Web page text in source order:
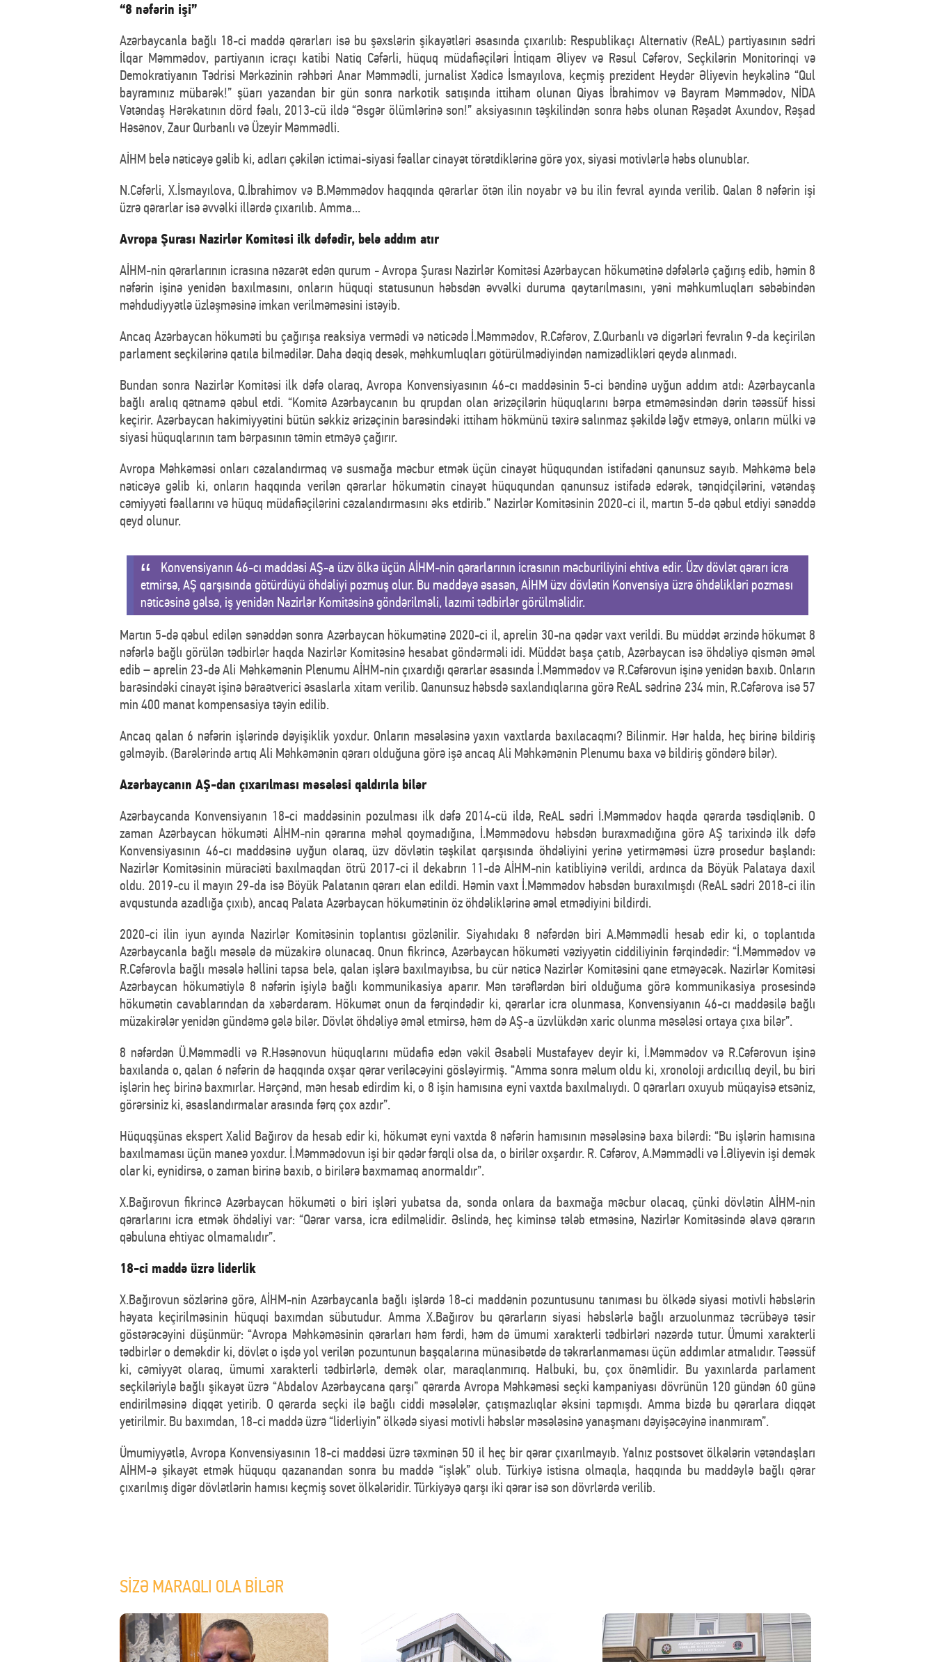
“8 nəfərin işi”
Azərbaycanla bağlı 18-ci maddə qərarları isə bu şəxslərin şikayətləri əsasında çıxarılıb: Respublikaçı Alternativ (ReAL) partiyasının sədri
İlqar Məmmədov, partiyanın icraçı katibi Natiq Cəfərli, hüquq müdafiəçiləri İntiqam Əliyev və Rəsul Cəfərov, Seçkilərin Monitorinqi və
Demokratiyanın Tədrisi Mərkəzinin rəhbəri Anar Məmmədli, jurnalist Xədicə İsmayılova, keçmiş prezident Heydər Əliyevin heykəlinə “Qul
bayramınız mübarək!” şüarı yazandan bir gün sonra narkotik satışında ittiham olunan Qiyas İbrahimov və Bayram Məmmədov, NİDA
Vətəndaş Hərəkatının dörd fəalı, 2013-cü ildə “Əsgər ölümlərinə son!” aksiyasının təşkilindən sonra həbs olunan Rəşadət Axundov, Rəşad
Həsənov, Zaur Qurbanlı və Üzeyir Məmmədli.
AİHM belə nəticəyə gəlib ki, adları çəkilən ictimai-siyasi fəallar cinayət törətdiklərinə görə yox, siyasi motivlərlə həbs olunublar.
N.Cəfərli, X.İsmayılova, Q.İbrahimov və B.Məmmədov haqqında qərarlar ötən ilin noyabr və bu ilin fevral ayında verilib. Qalan 8 nəfərin işi
üzrə qərarlar isə əvvəlki illərdə çıxarılıb. Amma...
Avropa Şurası Nazirlər Komitəsi ilk dəfədir, belə addım atır
AİHM-nin qərarlarının icrasına nəzarət edən qurum - Avropa Şurası Nazirlər Komitəsi Azərbaycan hökumətinə dəfələrlə çağırış edib, həmin 8
nəfərin işinə yenidən baxılmasını, onların hüquqi statusunun həbsdən əvvəlki duruma qaytarılmasını, yəni məhkumluqları səbəbindən
məhdudiyyətlə üzləşməsinə imkan verilməməsini istəyib.
Ancaq Azərbaycan hökuməti bu çağırışa reaksiya vermədi və nəticədə İ.Məmmədov, R.Cəfərov, Z.Qurbanlı və digərləri fevralın 9-da keçirilən
parlament seçkilərinə qatıla bilmədilər. Daha dəqiq desək, məhkumluqları götürülmədiyindən namizədlikləri qeydə alınmadı.
Bundan sonra Nazirlər Komitəsi ilk dəfə olaraq, Avropa Konvensiyasının 46-cı maddəsinin 5-ci bəndinə uyğun addım atdı: Azərbaycanla
bağlı aralıq qətnamə qəbul etdi. “Komitə Azərbaycanın bu qrupdan olan ərizəçilərin hüquqlarını bərpa etməməsindən dərin təəssüf hissi
keçirir. Azərbaycan hakimiyyətini bütün səkkiz ərizəçinin barəsindəki ittiham hökmünü təxirə salınmaz şəkildə ləğv etməyə, onların mülki və
siyasi hüquqlarının tam bərpasının təmin etməyə çağırır.
Avropa Məhkəməsi onları cəzalandırmaq və susmağa məcbur etmək üçün cinayət hüququndan istifadəni qanunsuz sayıb. Məhkəmə belə
nəticəyə gəlib ki, onların haqqında verilən qərarlar hökumətin cinayət hüququndan qanunsuz istifadə edərək, tənqidçilərini, vətəndaş
cəmiyyəti fəallarını və hüquq müdafiəçilərini cəzalandırmasını əks etdirib.” Nazirlər Komitəsinin 2020-ci il, martın 5-də qəbul etdiyi sənəddə
qeyd olunur.
Konvensiyanın 46-cı maddəsi AŞ-a üzv ölkə üçün AİHM-nin qərarlarının icrasının məcburiliyini ehtiva edir. Üzv dövlət qərarı icra
etmirsə, AŞ qarşısında götürdüyü öhdəliyi pozmuş olur. Bu maddəyə əsasən, AİHM üzv dövlətin Konvensiya üzrə öhdəlikləri pozması
nəticəsinə gəlsə, iş yenidən Nazirlər Komitəsinə göndərilməli, lazımi tədbirlər görülməlidir.
Martın 5-də qəbul edilən sənəddən sonra Azərbaycan hökumətinə 2020-ci il, aprelin 30-na qədər vaxt verildi. Bu müddət ərzində hökumət 8
nəfərlə bağlı görülən tədbirlər haqda Nazirlər Komitəsinə hesabat göndərməli idi. Müddət başa çatıb, Azərbaycan isə öhdəliyə qismən əməl
edib – aprelin 23-də Ali Məhkəmənin Plenumu AİHM-nin çıxardığı qərarlar əsasında İ.Məmmədov və R.Cəfərovun işinə yenidən baxıb. Onların
barəsindəki cinayət işinə bəraətverici əsaslarla xitam verilib. Qanunsuz həbsdə saxlandıqlarına görə ReAL sədrinə 234 min, R.Cəfərova isə 57
min 400 manat kompensasiya təyin edilib.
Ancaq qalan 6 nəfərin işlərində dəyişiklik yoxdur. Onların məsələsinə yaxın vaxtlarda baxılacaqmı? Bilinmir. Hər halda, heç birinə bildiriş
gəlməyib. (Barələrində artıq Ali Məhkəmənin qərarı olduğuna görə işə ancaq Ali Məhkəmənin Plenumu baxa və bildiriş göndərə bilər).
Azərbaycanın AŞ-dan çıxarılması məsələsi qaldırıla bilər
Azərbaycanda Konvensiyanın 18-ci maddəsinin pozulması ilk dəfə 2014-cü ildə, ReAL sədri İ.Məmmədov haqda qərarda təsdiqlənib. O
zaman Azərbaycan hökuməti AİHM-nin qərarına məhəl qoymadığına, İ.Məmmədovu həbsdən buraxmadığına görə AŞ tarixində ilk dəfə
Konvensiyasının 46-cı maddəsinə uyğun olaraq, üzv dövlətin təşkilat qarşısında öhdəliyini yerinə yetirməməsi üzrə prosedur başlandı:
Nazirlər Komitəsinin müraciəti baxılmaqdan ötrü 2017-ci il dekabrın 11-də AİHM-nin katibliyinə verildi, ardınca da Böyük Palataya daxil
oldu. 2019-cu il mayın 29-da isə Böyük Palatanın qərarı elan edildi. Həmin vaxt İ.Məmmədov həbsdən buraxılmışdı (ReAL sədri 2018-ci ilin
avqustunda azadlığa çıxıb), ancaq Palata Azərbaycan hökumətinin öz öhdəliklərinə əməl etmədiyini bildirdi.
2020-ci ilin iyun ayında Nazirlər Komitəsinin toplantısı gözlənilir. Siyahıdakı 8 nəfərdən biri A.Məmmədli hesab edir ki, o toplantıda
Azərbaycanla bağlı məsələ də müzakirə olunacaq. Onun fikrincə, Azərbaycan hökuməti vəziyyətin ciddiliyinin fərqindədir: “İ.Məmmədov və
R.Cəfərovla bağlı məsələ həllini tapsa belə, qalan işlərə baxılmayıbsa, bu cür nəticə Nazirlər Komitəsini qane etməyəcək. Nazirlər Komitəsi
Azərbaycan hökumətiylə 8 nəfərin işiylə bağlı kommunikasiya aparır. Mən tərəflərdən biri olduğuma görə kommunikasiya prosesində
hökumətin cavablarından da xəbərdaram. Hökumət onun da fərqindədir ki, qərarlar icra olunmasa, Konvensiyanın 46-cı maddəsilə bağlı
müzakirələr yenidən gündəmə gələ bilər. Dövlət öhdəliyə əməl etmirsə, həm də AŞ-a üzvlükdən xaric olunma məsələsi ortaya çıxa bilər”.
8 nəfərdən Ü.Məmmədli və R.Həsənovun hüquqlarını müdafiə edən vəkil Əsabəli Mustafayev deyir ki, İ.Məmmədov və R.Cəfərovun işinə
baxılanda o, qalan 6 nəfərin də haqqında oxşar qərar veriləcəyini gösləyirmiş. “Amma sonra məlum oldu ki, xronoloji ardıcıllıq deyil, bu biri
işlərin heç birinə baxmırlar. Hərçənd, mən hesab edirdim ki, o 8 işin hamısına eyni vaxtda baxılmalıydı. O qərarları oxuyub müqayisə etsəniz,
görərsiniz ki, əsaslandırmalar arasında fərq çox azdır”.
Hüquqşünas ekspert Xalid Bağırov da hesab edir ki, hökumət eyni vaxtda 8 nəfərin hamısının məsələsinə baxa bilərdi: “Bu işlərin hamısına
baxılmaması üçün maneə yoxdur. İ.Məmmədovun işi bir qədər fərqli olsa da, o birilər oxşardır. R. Cəfərov, A.Məmmədli və İ.Əliyevin işi demək
olar ki, eynidirsə, o zaman birinə baxıb, o birilərə baxmamaq anormaldır”.
X.Bağırovun fikrincə Azərbaycan hökuməti o biri işləri yubatsa da, sonda onlara da baxmağa məcbur olacaq, çünki dövlətin AİHM-nin
qərarlarını icra etmək öhdəliyi var: “Qərar varsa, icra edilməlidir. Əslində, heç kiminsə tələb etməsinə, Nazirlər Komitəsində əlavə qərarın
qəbuluna ehtiyac olmamalıdır”.
18-ci maddə üzrə liderlik
X.Bağırovun sözlərinə görə, AİHM-nin Azərbaycanla bağlı işlərdə 18-ci maddənin pozuntusunu tanıması bu ölkədə siyasi motivli həbslərin
həyata keçirilməsinin hüquqi baxımdan sübutudur. Amma X.Bağırov bu qərarların siyasi həbslərlə bağlı arzuolunmaz təcrübəyə təsir
göstərəcəyini düşünmür: “Avropa Məhkəməsinin qərarları həm fərdi, həm də ümumi xarakterli tədbirləri nəzərdə tutur. Ümumi xarakterli
tədbirlər o deməkdir ki, dövlət o işdə yol verilən pozuntunun başqalarına münasibətdə də təkrarlanmaması üçün addımlar atmalıdır. Təəssüf
ki, cəmiyyət olaraq, ümumi xarakterli tədbirlərlə, demək olar, maraqlanmırıq. Halbuki, bu, çox önəmlidir. Bu yaxınlarda parlament
seçkiləriylə bağlı şikayət üzrə “Abdalov Azərbaycana qarşı” qərarda Avropa Məhkəməsi seçki kampaniyası dövrünün 120 gündən 60 günə
endirilməsinə diqqət yetirib. O qərarda seçki ilə bağlı ciddi məsələlər, çatışmazlıqlar əksini tapmışdı. Amma bizdə bu qərarlara diqqət
yetirilmir. Bu baxımdan, 18-ci maddə üzrə “liderliyin” ölkədə siyasi motivli həbslər məsələsinə yanaşmanı dəyişəcəyinə inanmıram”.
Ümumiyyətlə, Avropa Konvensiyasının 18-ci maddəsi üzrə təxminən 50 il heç bir qərar çıxarılmayıb. Yalnız postsovet ölkələrin vətəndaşları
AİHM-ə şikayət etmək hüququ qazanandan sonra bu maddə “işlək” olub. Türkiyə istisna olmaqla, haqqında bu maddəylə bağlı qərar
çıxarılmış digər dövlətlərin hamısı keçmiş sovet ölkələridir. Türkiyəyə qarşı iki qərar isə son dövrlərdə verilib.
SİZƏ MARAQLI OLA BİLƏR